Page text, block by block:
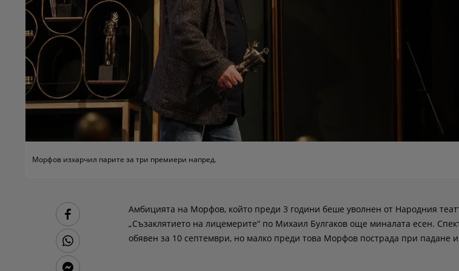
Морфов изхарчил парите за три премиери напред.
Амбицията на Морфов, който преди 3 години беше уволнен от Народния
„Съзаклятието на лицемерите“ по Михаил Булгаков още миналата есен.
обявен за 10 септември, но малко преди това Морфов пострада при падане